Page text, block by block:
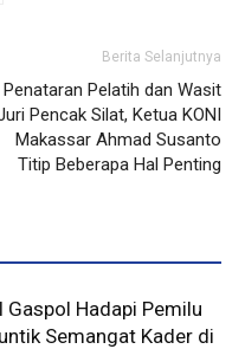
Berita Selanjutnya
Penataran Pelatih dan Wasit
Pencak Silat, Ketua KONI
Makassar Ahmad Susanto
Titip Beberapa Hal Penting
Gaspol Hadapi Pemilu
Semangat Kader di